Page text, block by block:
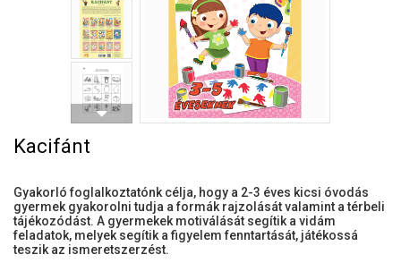
Kacifánt
Gyakorló foglalkoztatónk célja, hogy a 2-3 éves kicsi óvodás
gyermek gyakorolni tudja a formák rajzolását valamint a térbeli
tájékozódást. A gyermekek motiválását segítik a vidám
feladatok, melyek segítik a figyelem fenntartását, játékossá
teszik az ismeretszerzést.